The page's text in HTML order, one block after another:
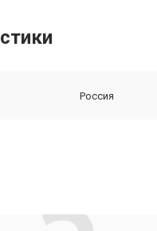
Россия